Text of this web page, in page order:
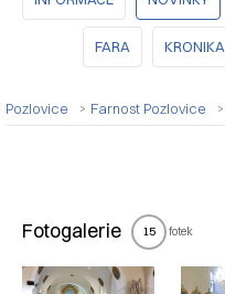
FARA KRONIKA
Pozlovice Farnost Pozlovice
Fotogalerie 15 fotek